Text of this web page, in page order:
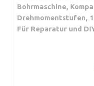
Bohrmaschine,
Drehmomentstufen,
Für Reparatur und